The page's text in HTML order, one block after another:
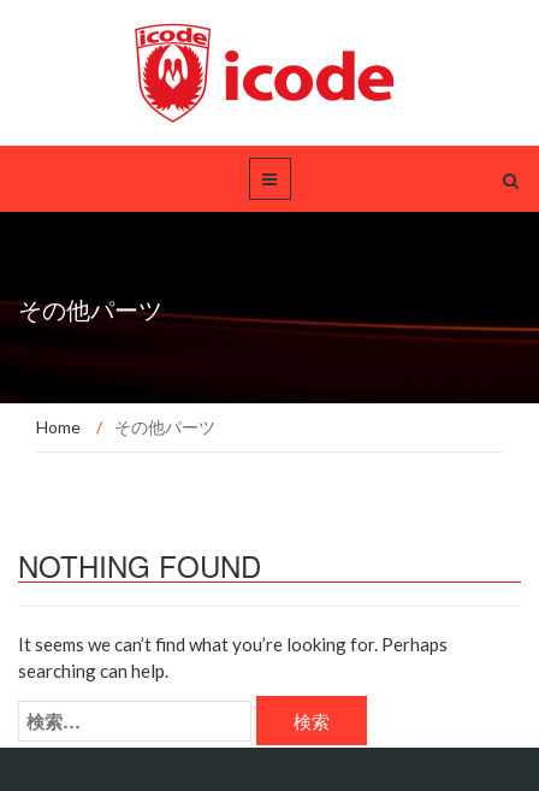
その他パーツ
Home / その他パーツ
NOTHING FOUND
It seems we can’t find what you’re looking for. Perhaps
searching can help.